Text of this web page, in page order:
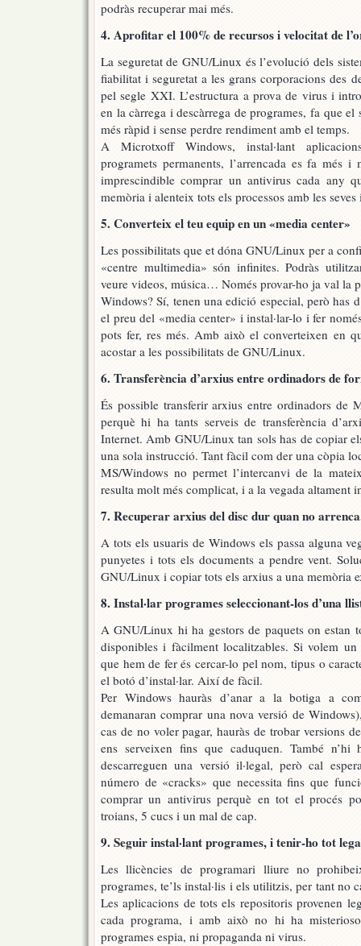
podràs recuperar mai més.
4. Aprofitar el 100% de recursos i velocitat de
La seguretat de GNU/Linux és l’evolució dels
fiabilitat i seguretat a les grans corporacions des
pel segle XXI. L’estructura a prova de virus i
en la càrrega i descàrrega de programes, fa que
més ràpid i sense perdre rendiment amb el temps.
A Microtxoff Windows, instal·lant
programets permanents, l’arrencada es fa més
imprescindible comprar un antivirus cada any
memòria i alenteix tots els processos amb les
5. Converteix el teu equip en un «media center»
Les possibilitats que et dóna GNU/Linux per a
«centre multimedia» són infinites. Podràs
veure videos, música… Només provar-ho ja val la
Windows? Sí, tenen una edició especial, però has
el preu del «media center» i instal·lar-lo i fer
pots fer, res més. Amb això el converteixen en
acostar a les possibilitats de GNU/Linux.
6. Transferència d’arxius entre ordinadors de
És possible transferir arxius entre ordinadors de
perquè hi ha tants serveis de transferència
Internet. Amb GNU/Linux tan sols has de copiar
una sola instrucció. Tant fàcil com der una còpia
MS/Windows no permet l’intercanvi de la
resulta molt més complicat, i a la vegada altament
7. Recuperar arxius del disc dur quan no
A tots els usuaris de Windows els passa alguna
punyetes i tots els documents a pendre vent.
GNU/Linux i copiar tots els arxius a una memòria
8. Instal·lar programes seleccionant-los d’una
A GNU/Linux hi ha gestors de paquets on estan
disponibles i fàcilment localitzables. Si volem
que hem de fer és cercar-lo pel nom, tipus o
el botó d’instal·lar. Així de fàcil.
Per Windows hauràs d’anar a la botiga a
demanaran comprar una nova versió de
cas de no voler pagar, hauràs de trobar versions
ens serveixen fins que caduquen. També
descarreguen una versió il·legal, però cal
número de «cracks» que necessita fins que
comprar un antivirus perquè en tot el procés
troians, 5 cucs i un mal de cap.
9. Seguir instal·lant programes, i tenir-ho tot
Les llicències de programari lliure no
programes, te’ls instal·lis i els utilitzis, per tant no
Les aplicacions de tots els repositoris provenen
cada programa, i amb això no hi ha
programes espia, ni propaganda ni virus.